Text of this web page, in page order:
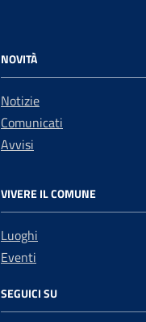
NOVITÀ
Notizie
Comunicati
Avvisi
VIVERE IL COMUNE
Luoghi
Eventi
SEGUICI SU